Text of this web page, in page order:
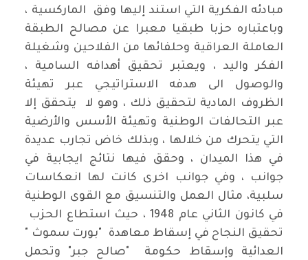
مبادئه الفكرية التي استند إليها وفق الماركسية ،
وباعتباره حزبا طبقيا معبرا عن مصالح الطبقة
العاملة العراقية وحلفائها من الفلاحين وشغيلة
الفكر واليد ، ويعتبر تحقيق أهدافه السامية ،
والوصول الى هدفه الاستراتيجي عبر تهيئة
الظروف المادية لتحقيق ذلك ، وهو لا يتحقق إلا
عبر التحالفات الوطنية وتهيئة الأسس والأرضية
التي يتحرك من خلالها ، وبذلك خاض تجارب عديدة
في هذا الميدان ، وحقق فيها نتائج ايجابية في
جوانب ، وفي جوانب اخرى كانت لها انعكاسات
سلبية، مثال العمل والتنسيق مع القوى الوطنية
في كانون الثاني عام 1948 ، حيث استطاع الحزب
تحقيق النجاح في إسقاط معاهدة "بورت سموث "
العدائية وإسقاط حكومة "صالح جبر" وتحمل